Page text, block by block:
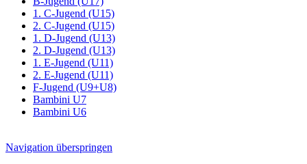
1. C-Jugend (U15)
2. C-Jugend (U15)
1. D-Jugend (U13)
2. D-Jugend (U13)
1. E-Jugend (U11)
2. E-Jugend (U11)
F-Jugend (U9+U8)
Bambini U7
Bambini U6
Navigation überspringen